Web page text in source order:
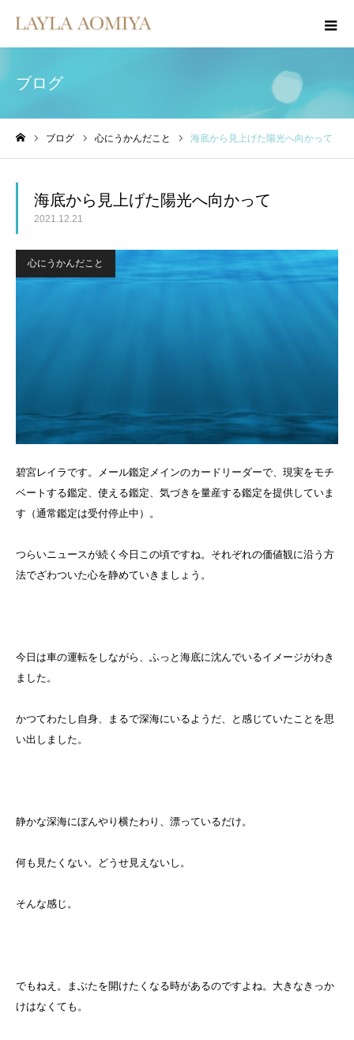
ブログ
ブログ 心にうかんだこと 海底から見上げた陽光へ向かって
海底から見上げた陽光へ向かって
2021.12.21
心にうかんだこと
碧宮レイラです。メール鑑定メインのカードリーダーで、現実をモチ
ベートする鑑定、使える鑑定、気づきを量産する鑑定を提供していま
す（通常鑑定は受付停止中）。
つらいニュースが続く今日この頃ですね。それぞれの価値観に沿う方
法でざわついた心を静めていきましょう。
今日は車の運転をしながら、ふっと海底に沈んでいるイメージがわき
ました。
かつてわたし自身、まるで深海にいるようだ、と感じていたことを思
い出しました。
静かな深海にぼんやり横たわり、漂っているだけ。
何も見たくない。どうせ見えないし。
そんな感じ。
でもねえ。まぶたを開けたくなる時があるのですよね。大きなきっか
けはなくても。